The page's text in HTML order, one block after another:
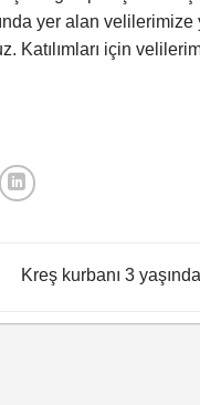
yer alan
Katılımları için
Kreş kurbanı 3